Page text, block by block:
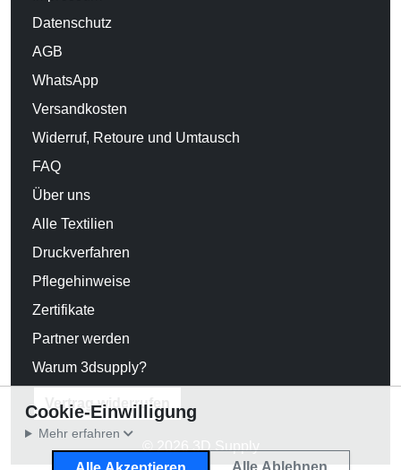
Datenschutz
AGB
WhatsApp
Versandkosten
Widerruf, Retoure und Umtausch
FAQ
Über uns
Alle Textilien
Druckverfahren
Pflegehinweise
Zertifikate
Partner werden
Warum 3dsupply?
Vertrag widerrufen
© 2026 3D Supply
Cookie-Einwilligung
Mehr erfahren
Alle Ablehnen